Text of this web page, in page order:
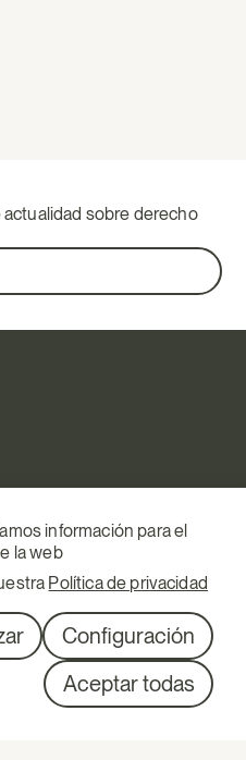
sobre derecho
información para el
la web
Política de privacidad
Configuración
Aceptar todas